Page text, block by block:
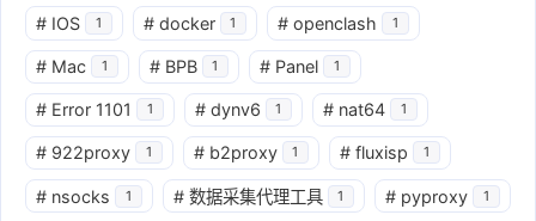
# IOS 1 # docker 1 # openclash 1
# Mac 1 # BPB 1 # Panel 1
# Error 1101 1 # dynv6 1 # nat64 1
# 922proxy 1 # b2proxy 1 # fluxisp 1
# nsocks 1 # 数据采集代理工具 1 # pyproxy 1